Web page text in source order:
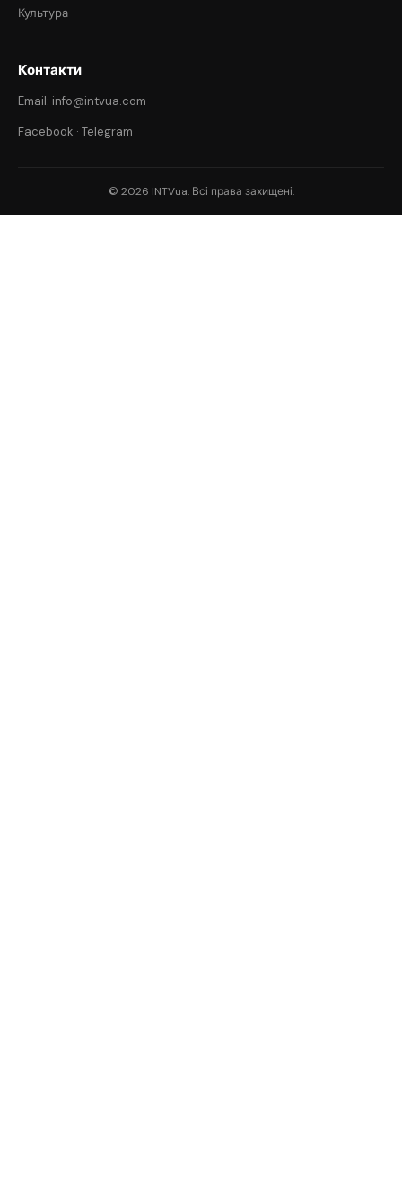
Культура
Контакти
Email: info@intvua.com
Facebook · Telegram
© 2026 INTVua. Всі права захищені.